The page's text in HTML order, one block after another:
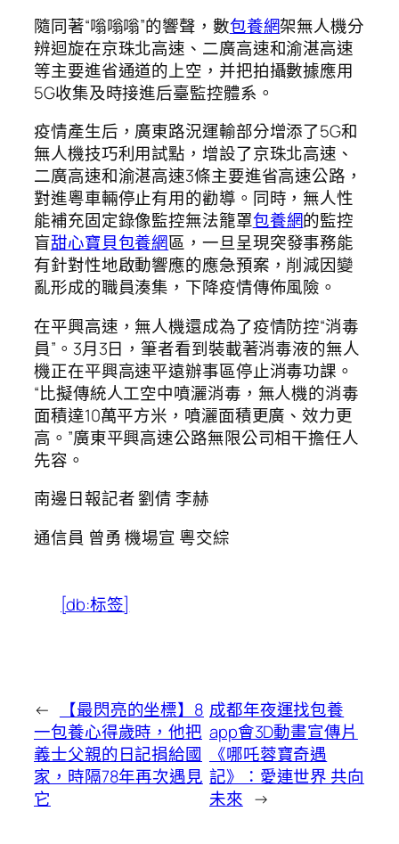
隨同著“嗡嗡嗡”的響聲，數包養網架無人機分
辨迴旋在京珠北高速、二廣高速和渝湛高速
等主要進省通道的上空，并把拍攝數據應用
5G收集及時接進后臺監控體系。
疫情產生后，廣東路況運輸部分增添了5G和
無人機技巧利用試點，增設了京珠北高速、
二廣高速和渝湛高速3條主要進省高速公路，
對進粵車輛停止有用的勸導。同時，無人性
能補充固定錄像監控無法籠罩包養網的監控
盲甜心寶貝包養網區，一旦呈現突發事務能
有針對性地啟動響應的應急預案，削減因變
亂形成的職員湊集，下降疫情傳佈風險。
在平興高速，無人機還成為了疫情防控“消毒
員”。3月3日，筆者看到裝載著消毒液的無人
機正在平興高速平遠辦事區停止消毒功課。
“比擬傳統人工空中噴灑消毒，無人機的消毒
面積達10萬平方米，噴灑面積更廣、效力更
高。”廣東平興高速公路無限公司相干擔任人
先容。
南邊日報記者 劉倩 李赫
通信員 曾勇 機場宣 粵交綜
[db:标签]
←
【最閃亮的坐標】8
一包養心得歲時，他把
義士父親的日記捐給國
家，時隔78年再次遇見
它
成都年夜運找包養
app會3D動畫宣傳片
《哪吒蓉寶奇遇
記》：愛連世界 共向
未來 →